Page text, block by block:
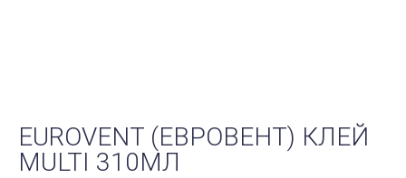
EUROVENT (ЕВРОВЕНТ) КЛЕЙ
MULTI 310МЛ